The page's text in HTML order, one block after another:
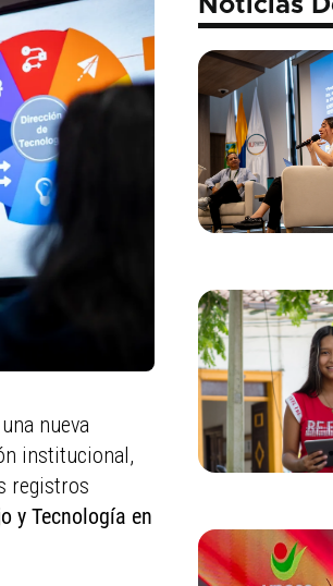
nueva
institucional,
registros
y Tecnología en
Noticias